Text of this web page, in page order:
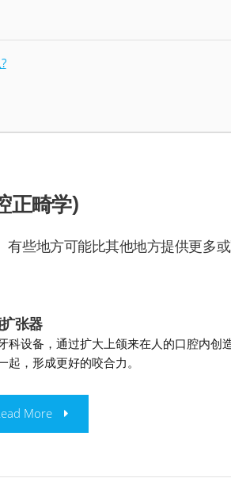
正畸学)
些地方可能比其他地方提供更多或
扩张器
科设备，通过扩大上颌来在人的口腔内创
起，形成更好的咬合力。
More